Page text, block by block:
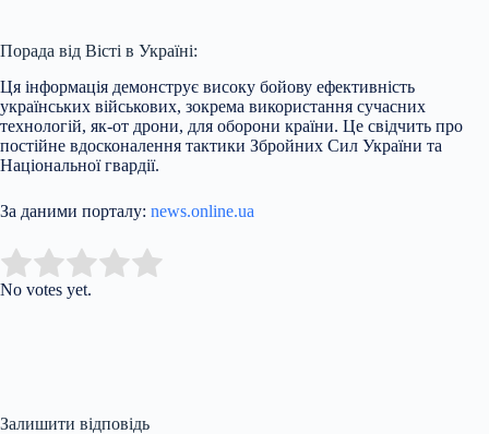
Порада від Вісті в Україні:
Ця інформація демонструє високу бойову ефективність
українських військових, зокрема використання сучасних
технологій, як-от дрони, для оборони країни. Це свідчить про
постійне вдосконалення тактики Збройних Сил України та
Національної гвардії.
За даними порталу: news.online.ua
Rate this item:
No votes yet.
Залишити відповідь